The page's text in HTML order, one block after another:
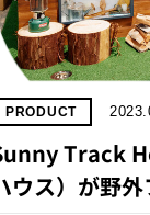
PRODUCT
Track
ウス）が野外